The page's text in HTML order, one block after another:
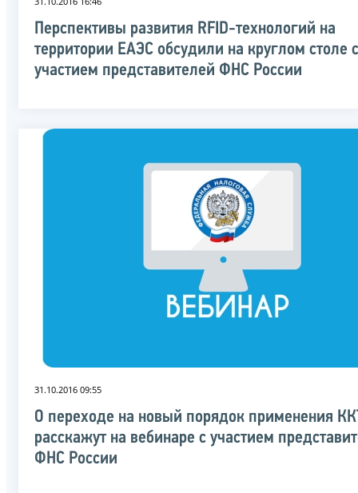
Перспективы развития RFID-технологий на
территории ЕАЭС обсудили на круглом столе с
участием представителей ФНС России
31.10.2016 09:55
О переходе на новый порядок применения
расскажут на вебинаре с участием
ФНС России